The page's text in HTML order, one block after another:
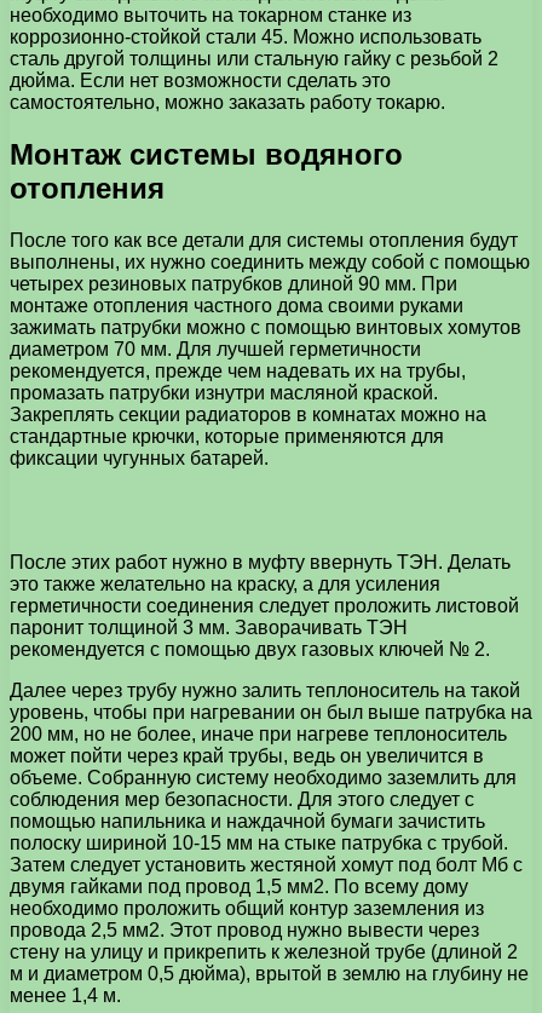
необходимо выточить на токарном станке из
коррозионно-стойкой стали 45. Можно использовать
сталь другой толщины или стальную гайку с резьбой 2
дюйма. Если нет возможности сделать это
самостоятельно, можно заказать работу токарю.
Монтаж системы водяного
отопления
После того как все детали для системы отопления будут
выполнены, их нужно соединить между собой с помощью
четырех резиновых патрубков длиной 90 мм. При
монтаже отопления частного дома своими руками
зажимать патрубки можно с помощью винтовых хомутов
диаметром 70 мм. Для лучшей герметичности
рекомендуется, прежде чем надевать их на трубы,
промазать патрубки изнутри масляной краской.
Закреплять секции радиаторов в комнатах можно на
стандартные крючки, которые применяются для
фиксации чугунных батарей.
После этих работ нужно в муфту ввернуть ТЭН. Делать
это также желательно на краску, а для усиления
герметичности соединения следует проложить листовой
паронит толщиной 3 мм. Заворачивать ТЭН
рекомендуется с помощью двух газовых ключей № 2.
Далее через трубу нужно залить теплоноситель на такой
уровень, чтобы при нагревании он был выше патрубка на
200 мм, но не более, иначе при нагреве теплоноситель
может пойти через край трубы, ведь он увеличится в
объеме. Собранную систему необходимо заземлить для
соблюдения мер безопасности. Для этого следует с
помощью напильника и наждачной бумаги зачистить
полоску шириной 10-15 мм на стыке патрубка с трубой.
Затем следует установить жестяной хомут под болт Мб с
двумя гайками под провод 1,5 мм2. По всему дому
необходимо проложить общий контур заземления из
провода 2,5 мм2. Этот провод нужно вывести через
стену на улицу и прикрепить к железной трубе (длиной 2
м и диаметром 0,5 дюйма), врытой в землю на глубину не
менее 1,4 м.